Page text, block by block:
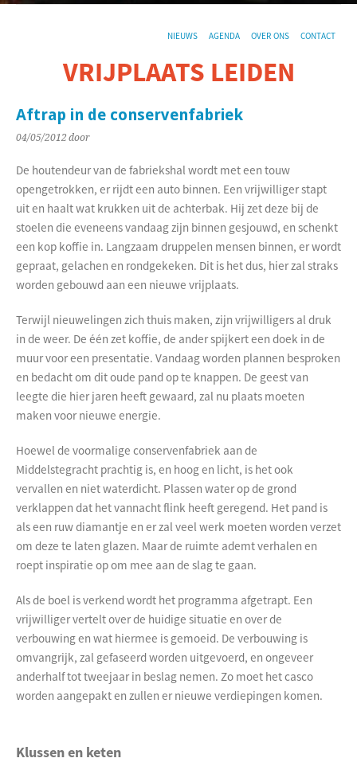
NIEUWS AGENDA OVER ONS CONTACT
VRIJPLAATS LEIDEN
Aftrap in de conservenfabriek
04/05/2012 door
De houtendeur van de fabriekshal wordt met een touw
opengetrokken, er rijdt een auto binnen. Een vrijwilliger stapt
uit en haalt wat krukken uit de achterbak. Hij zet deze bij de
stoelen die eveneens vandaag zijn binnen gesjouwd, en schenkt
een kop koffie in. Langzaam druppelen mensen binnen, er wordt
gepraat, gelachen en rondgekeken. Dit is het dus, hier zal straks
worden gebouwd aan een nieuwe vrijplaats.
Terwijl nieuwelingen zich thuis maken, zijn vrijwilligers al druk
in de weer. De één zet koffie, de ander spijkert een doek in de
muur voor een presentatie. Vandaag worden plannen besproken
en bedacht om dit oude pand op te knappen. De geest van
leegte die hier jaren heeft gewaard, zal nu plaats moeten
maken voor nieuwe energie.
Hoewel de voormalige conservenfabriek aan de
Middelstegracht prachtig is, en hoog en licht, is het ook
vervallen en niet waterdicht. Plassen water op de grond
verklappen dat het vannacht flink heeft geregend. Het pand is
als een ruw diamantje en er zal veel werk moeten worden verzet
om deze te laten glazen. Maar de ruimte ademt verhalen en
roept inspiratie op om mee aan de slag te gaan.
Als de boel is verkend wordt het programma afgetrapt. Een
vrijwilliger vertelt over de huidige situatie en over de
verbouwing en wat hiermee is gemoeid. De verbouwing is
omvangrijk, zal gefaseerd worden uitgevoerd, en ongeveer
anderhalf tot tweejaar in beslag nemen. Zo moet het casco
worden aangepakt en zullen er nieuwe verdiepingen komen.
Klussen en keten